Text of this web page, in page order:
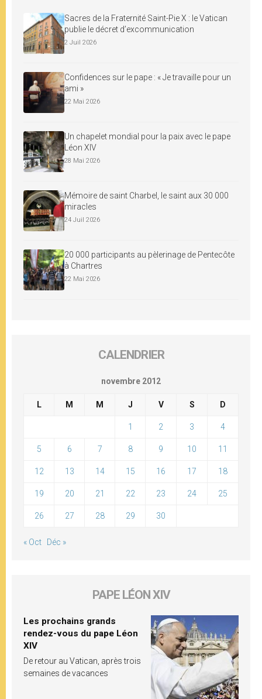
Sacres de la Fraternité Saint-Pie X : le Vatican
publie le décret d’excommunication
2 Juil 2026
Confidences sur le pape : « Je travaille pour un
ami »
22 Mai 2026
Un chapelet mondial pour la paix avec le pape
Léon XIV
28 Mai 2026
Mémoire de saint Charbel, le saint aux 30 000
miracles
24 Juil 2026
20 000 participants au pèlerinage de Pentecôte
à Chartres
22 Mai 2026
CALENDRIER
novembre 2012
L M M J V S D
1 2 3 4
5 6 7 8 9 10 11
12 13 14 15 16 17 18
19 20 21 22 23 24 25
26 27 28 29 30
« Oct Déc »
PAPE LÉON XIV
Les prochains grands
rendez-vous du pape Léon
XIV
De retour au Vatican, après trois
semaines de vacances